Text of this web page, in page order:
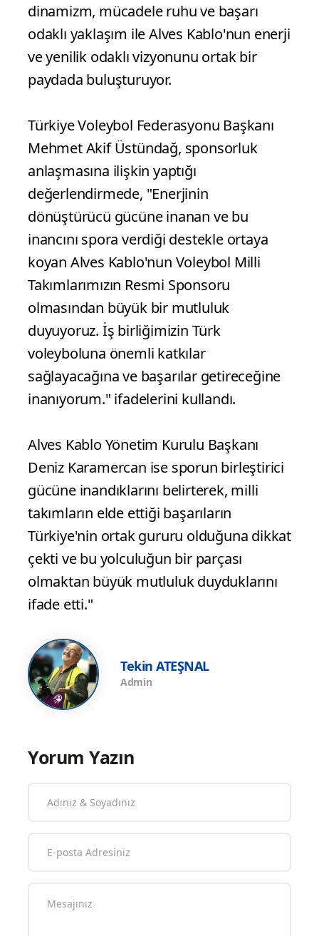
dinamizm, mücadele ruhu ve başarı
odaklı yaklaşım ile Alves Kablo'nun enerji
ve yenilik odaklı vizyonunu ortak bir
paydada buluşturuyor.
Türkiye Voleybol Federasyonu Başkanı
Mehmet Akif Üstündağ, sponsorluk
anlaşmasına ilişkin yaptığı
değerlendirmede, "Enerjinin
dönüştürücü gücüne inanan ve bu
inancını spora verdiği destekle ortaya
koyan Alves Kablo'nun Voleybol Milli
Takımlarımızın Resmi Sponsoru
olmasından büyük bir mutluluk
duyuyoruz. İş birliğimizin Türk
voleyboluna önemli katkılar
sağlayacağına ve başarılar getireceğine
inanıyorum." ifadelerini kullandı.
Alves Kablo Yönetim Kurulu Başkanı
Deniz Karamercan ise sporun birleştirici
gücüne inandıklarını belirterek, milli
takımların elde ettiği başarıların
Türkiye'nin ortak gururu olduğuna dikkat
çekti ve bu yolculuğun bir parçası
olmaktan büyük mutluluk duyduklarını
ifade etti."
Tekin ATEŞNAL
Admin
Yorum Yazın